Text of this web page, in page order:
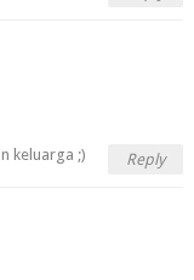
keluarga ;) Reply